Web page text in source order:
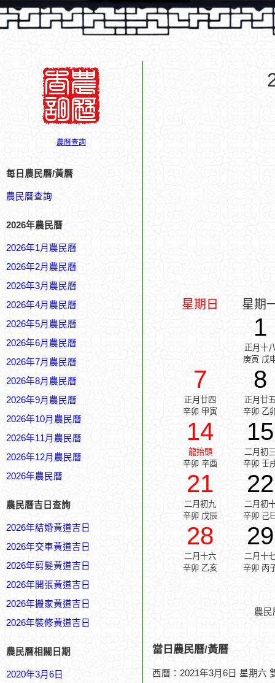
農曆查詢
每日農民曆/黃曆
農民曆查詢
2026年農民曆
2026年1月農民曆
2026年2月農民曆
2026年3月農民曆
2026年4月農民曆
2026年5月農民曆
2026年6月農民曆
2026年7月農民曆
2026年8月農民曆
2026年9月農民曆
2026年10月農民曆
2026年11月農民曆
2026年12月農民曆
2026年農民曆
農民曆吉日查詢
2026年結婚黃道吉日
2026年交車黃道吉日
2026年剪髮黃道吉日
2026年開張黃道吉日
2026年搬家黃道吉日
2026年裝修黃道吉日
農民曆相關日期
2020年3月6日
星期日 星期
1
正月十
庚寅 戊
7
正月廿四
辛卯 甲寅
8
正月廿
辛卯 乙
14
龍抬頭
辛卯 辛酉
15
二月初
辛卯 壬
21
二月初九
辛卯 戊辰
22
二月初
辛卯 己
28
二月十六
辛卯 乙亥
29
二月十
辛卯 丙
農
當日農民曆/黃曆
西曆：2021年3月6日 星期六